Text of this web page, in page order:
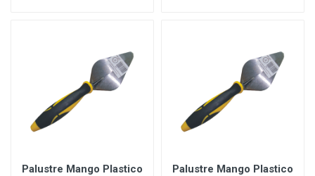
Palustre Mango Plastico
Palustre Mango Plastico